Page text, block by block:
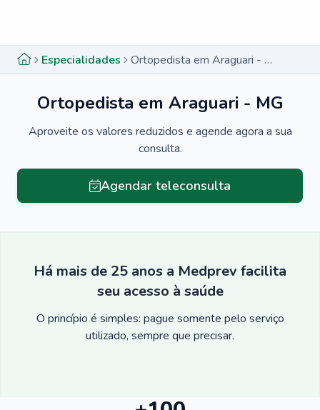
Especialidades Ortopedista em Araguari - MG
Ortopedista em Araguari - MG
Aproveite os valores reduzidos e agende agora a sua
consulta.
Agendar teleconsulta
Há mais de 25 anos a Medprev facilita
seu acesso à saúde
O princípio é simples: pague somente pelo serviço
utilizado, sempre que precisar.